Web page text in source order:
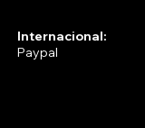
Internacional:
Paypal